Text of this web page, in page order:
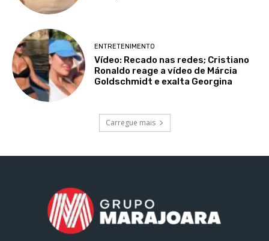
ENTRETENIMENTO
Vídeo: Recado nas redes; Cristiano
Ronaldo reage a vídeo de Márcia
Goldschmidt e exalta Georgina
Carregue mais